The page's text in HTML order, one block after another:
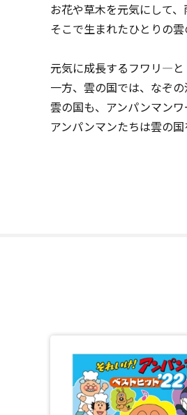
お花や草木を元気にして
そこで生まれたひとりの
元気に成長するフワリ―と
一方、雲の国では、なぞ
雲の国も、アンパンマン
アンパンマンたちは雲の